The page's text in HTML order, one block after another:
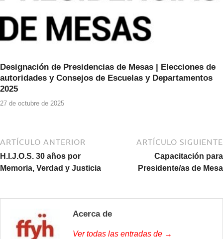
Designación de Presidencias de Mesas | Elecciones de
autoridades y Consejos de Escuelas y Departamentos
2025
27 de octubre de 2025
ARTÍCULO ANTERIOR
H.I.J.O.S. 30 años por
Memoria, Verdad y Justicia
ARTÍCULO SIGUIENTE
Capacitación para
Presidente/as de Mesa
Acerca de
Ver todas las entradas de →